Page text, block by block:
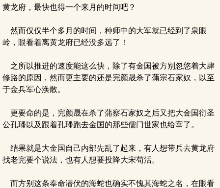
黄龙府，最快也得一个来月的时间吧？
然而仅仅半个多月的时间，种师中的大军就已经到了泉眼
岭，眼看着离黄龙府已经没多远了！
之所以推进的速度能这么快，除了有金国被方别忽悠着大肆
修路的原因，然而更主要的还是完颜晟杀了蒲宗石家奴，以至
于金兵军心涣散。
更要命的是，完颜晟在杀了蒲察石家奴之后又把大金国衍圣
公孔璠以及跟着孔璠跑去金国的那些儒门世家也给宰了。
结果就是大金国自己内部先乱了起来，有人想带兵去黄龙府
找老完要个说法，也有人想要投降大宋苟活。
而方别这条奉命潜伏的海蛇也确实不愧其海蛇之名，在眼看